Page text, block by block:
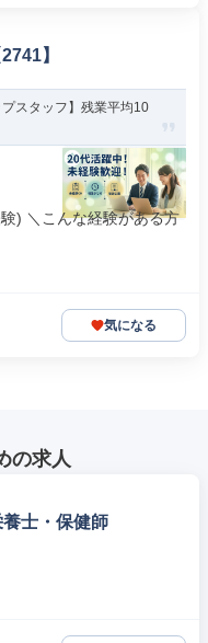
】
スタッフ】残業平均10
) ＼こんな経験がある方
気になる
の求人
養士・保健師